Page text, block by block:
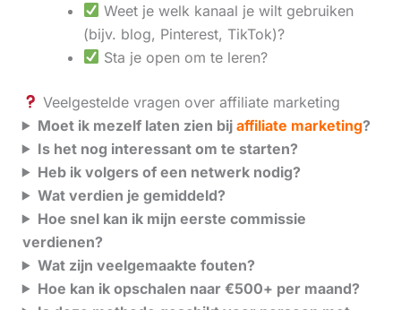
Weet je welk kanaal je wilt gebruiken
(bijv. blog, Pinterest, TikTok)?
Sta je open om te leren?
Veelgestelde vragen over affiliate marketing
Moet ik mezelf laten zien bij affiliate marketing?
Is het nog interessant om te starten?
Heb ik volgers of een netwerk nodig?
Wat verdien je gemiddeld?
Hoe snel kan ik mijn eerste commissie
verdienen?
Wat zijn veelgemaakte fouten?
Hoe kan ik opschalen naar €500+ per maand?